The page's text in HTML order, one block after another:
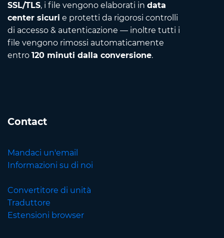
SSL/TLS, i file vengono elaborati in data
center sicuri e protetti da rigorosi controlli
di accesso & autenticazione — inoltre tutti i
file vengono rimossi automaticamente
entro 120 minuti dalla conversione.
Contact
Mandaci un'email
Informazioni su di noi
Convertitore di unità
Traduttore
Estensioni browser